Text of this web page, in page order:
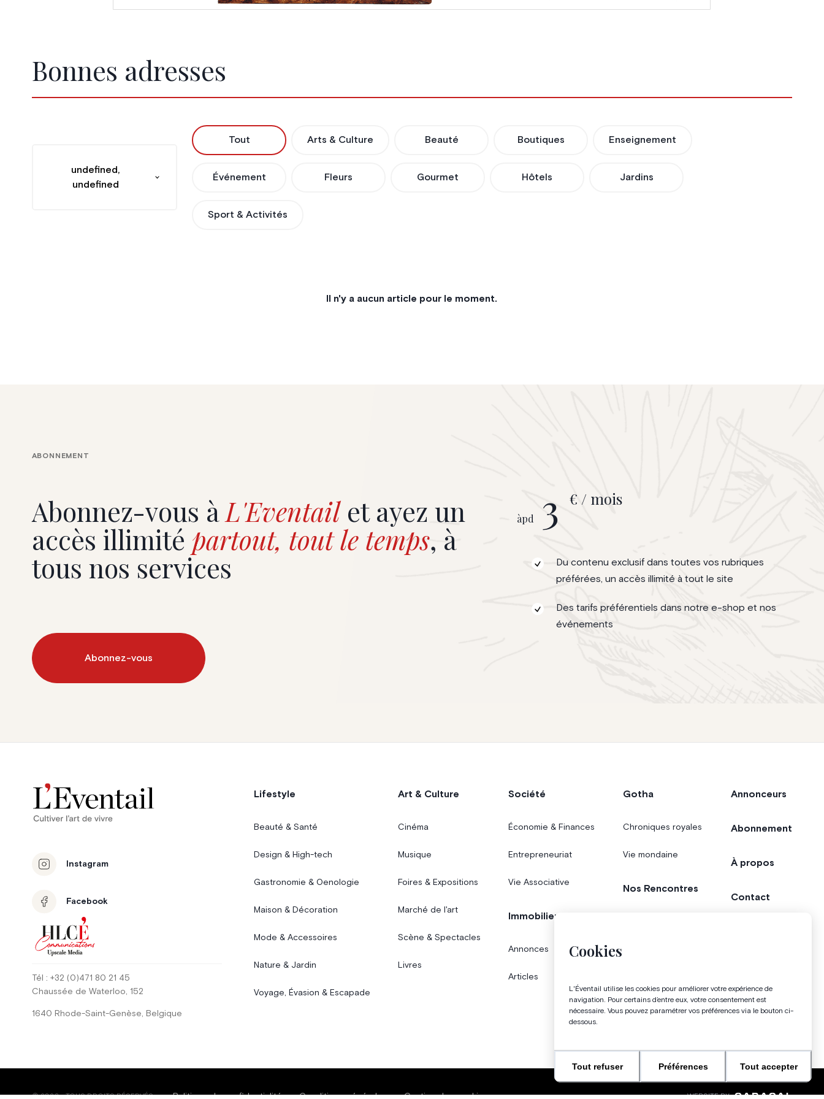
Bonnes adresses
undefined,
undefined
Tout Arts & Culture Beauté Boutiques Enseignement
Événement Fleurs Gourmet Hôtels Jardins
Sport & Activités
Il n'y a aucun article pour le moment.
Cookies
L'Éventail utilise les cookies pour améliorer votre expérience de
navigation. Pour certains d’entre eux, votre consentement est
nécessaire. Vous pouvez paramétrer vos préférences via le bouton ci-
dessous.
Tout refuser Préférences Tout accepter
Abonnez-vous àL'Eventailet ayez un
accès illimité partout, tout le temps, à
tous nos services
ABONNEMENT
Abonnez-vous
àpd 3 € / mois
Du contenu exclusif dans toutes vos rubriques
préférées, un accès illimité à tout le site
Des tarifs préférentiels dans notre e-shop et nos
événements
Instagram
Facebook
Tél
: +32 (0)471 80 21 45
Chaussée de Waterloo , 152
1640 Rhode-Saint-Genèse Belgique
Lifestyle
Beauté & Santé
Design & High-tech
Gastronomie & Oenologie
Maison & Décoration
Mode & Accessoires
Nature & Jardin
Voyage, Évasion & Escapade
Art & Culture
Cinéma
Musique
Foires & Expositions
Marché de l'art
Scène & Spectacles
Livres
Société
Économie & Finances
Entrepreneuriat
Vie Associative
Immobilier
Annonces
Articles
Gotha
Chroniques royales
Vie mondaine
Nos Rencontres
Magazine
Annonceurs
Abonnement
À propos
Contact
©2026-TOUS DROITS RÉSERVÉS Politique de confidentialité Conditions générales Gestion des cookies WEBSITE BY